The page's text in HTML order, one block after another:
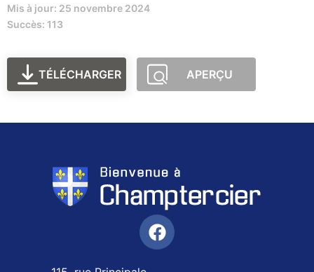
Mis à jour: 25 novembre 2024
Succès: 113
TÉLÉCHARGER APERÇU